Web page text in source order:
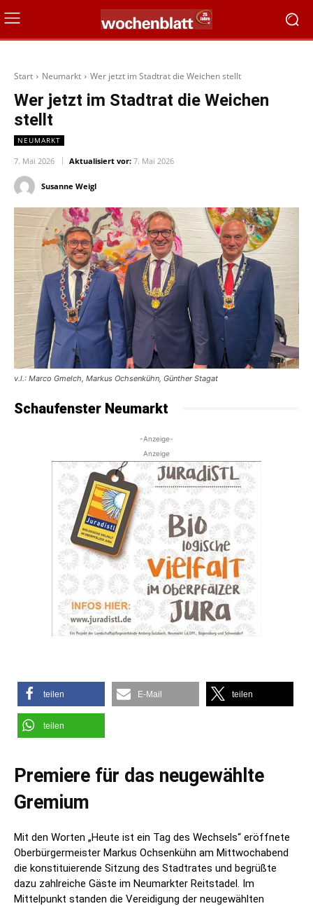
Start Neumarkt Wer jetzt im Stadtrat die Weichen stellt
Wer jetzt im Stadtrat die Weichen
stellt
NEUMARKT
7. Mai 2026 Aktualisiert vor: 7. Mai 2026
Susanne Weigl
v.l.: Marco Gmelch, Markus Ochsenkühn, Günther Stagat
Schaufenster Neumarkt
-Anzeige-
Anzeige
teilen E-Mail teilen
teilen
Premiere für das neugewählte
Gremium
Mit den Worten „Heute ist ein Tag des Wechsels“ eröffnete
Oberbürgermeister Markus Ochsenkühn am Mittwochabend
die konstituierende Sitzung des Stadtrates und begrüßte
dazu zahlreiche Gäste im Neumarkter Reitstadel. Im
Mittelpunkt standen die Vereidigung der neugewählten